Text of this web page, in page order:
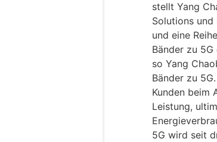
stellt Yang
Solutions und
und eine
Bänder zu
so Yang
Bänder zu
Kunden beim
Leistung,
5G wird seit